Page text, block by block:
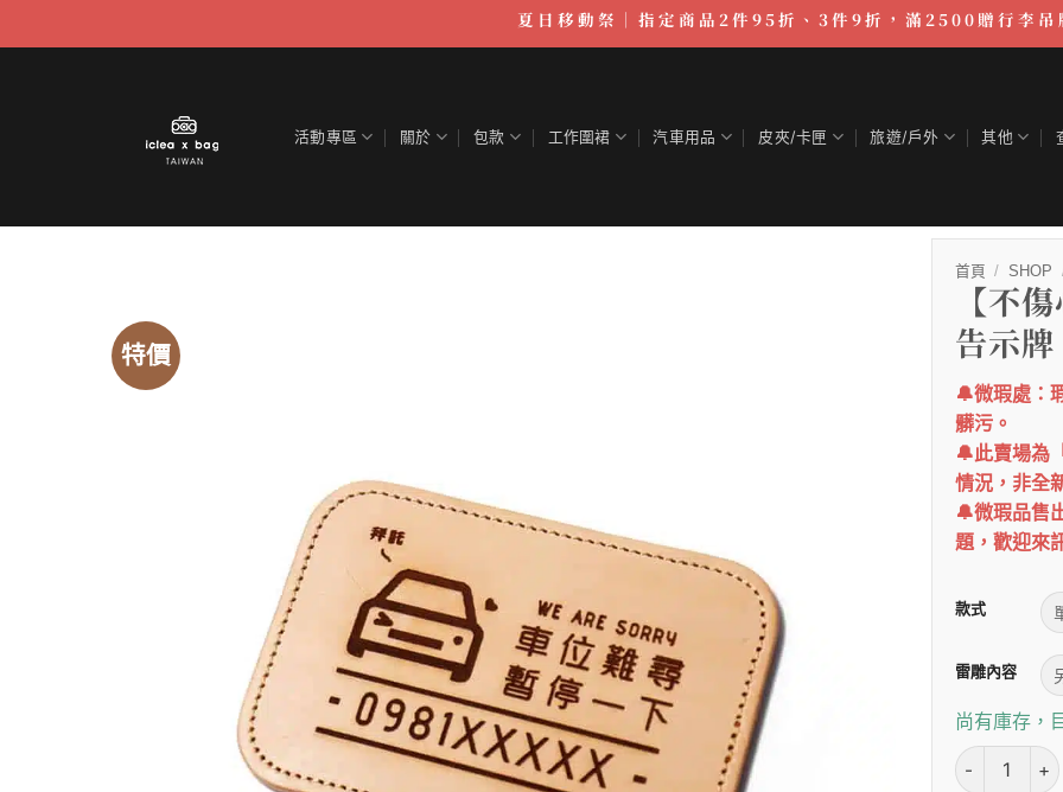
至
夏日移動祭｜指定商品2件95折、3件9折，滿2500贈行李吊
活動專區 關於 包款 工作圍裙 汽車用品 皮夾/卡匣 旅遊/戶外 其他
特價
首頁 / SHOP
【不
告示牌
🔔微瑕處：
髒污。
🔔此賣場為
情況，非全
🔔微瑕品售
題，歡迎來
款式
雷雕內容
尚有庫存，
【不傷心微瑕